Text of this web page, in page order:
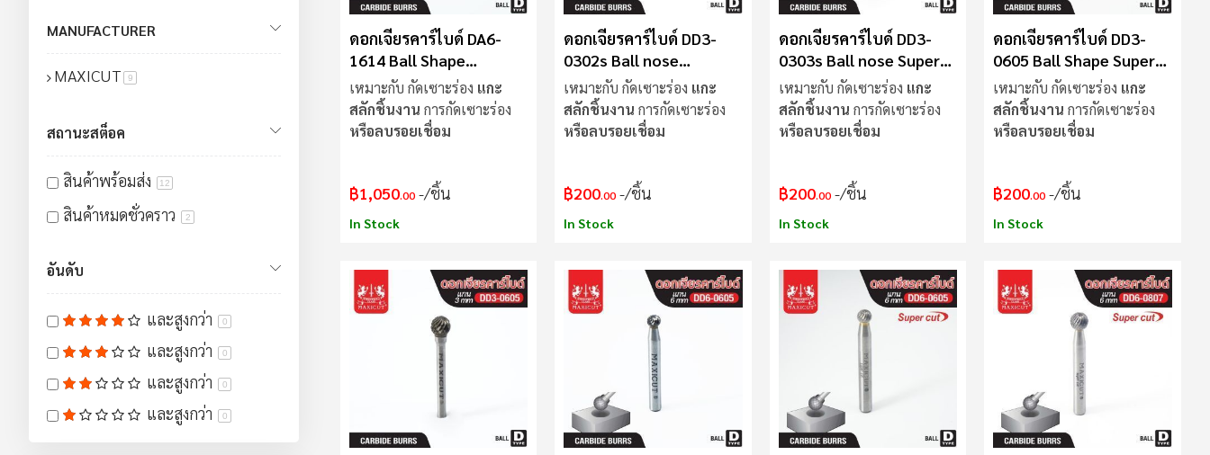
ดอกเจียรคาร์ไบด์ DA6-
1614 Ball Shape
MAXICUT
เหมาะกับ กัดเซาะร่อง แกะ
สลักชิ้นงาน การกัดเซาะร่อง
หรือลบรอยเชื่อม
฿1,050.00 /ชิ้น
In Stock
ดอกเจียรคาร์ไบด์ DD3-
0302s Ball nose
MAXICUT
เหมาะกับ กัดเซาะร่อง แกะ
สลักชิ้นงาน การกัดเซาะร่อง
หรือลบรอยเชื่อม
฿200.00 /ชิ้น
In Stock
ดอกเจียรคาร์ไบด์ DD3-
0303s Ball nose Super
Cut
เหมาะกับ กัดเซาะร่อง แกะ
สลักชิ้นงาน การกัดเซาะร่อง
หรือลบรอยเชื่อม
฿200.00 /ชิ้น
In Stock
ดอกเจียรคาร์ไบด์ DD3-
0605 Ball Shape Super
Cut
เหมาะกับ กัดเซาะร่อง แกะ
สลักชิ้นงาน การกัดเซาะร่อง
หรือลบรอยเชื่อม
฿200.00 /ชิ้น
In Stock
MANUFACTURER
MAXICUT 9สินค้า
สถานะสต็อค
สินค้าพร้อมส่ง 12
สินค้าหมดชั่วคราว 2
อันดับ
และสูงกว่า 0
และสูงกว่า 0
และสูงกว่า 0
และสูงกว่า 0